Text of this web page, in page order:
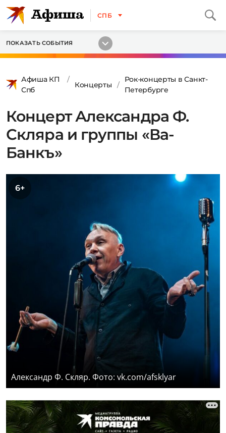
СПБ
ПОКАЗАТЬ СОБЫТИЯ
Афиша КП
Спб
Концерты
Рок-концерты в Санкт-
Петербурге
Концерт Александра Ф.
Скляра и группы «Ва-
Банкъ»
6+
Александр Ф. Скляр. Фото: vk.com/afsklyar